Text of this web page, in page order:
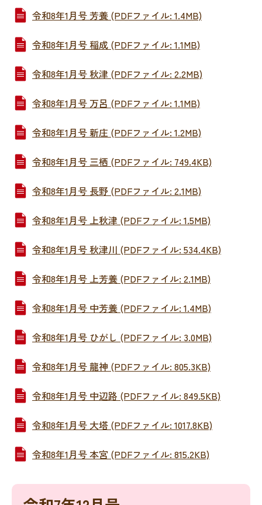
令和8年1月号 芳養 (PDFファイル: 1.4MB)
令和8年1月号 稲成 (PDFファイル: 1.1MB)
令和8年1月号 秋津 (PDFファイル: 2.2MB)
令和8年1月号 万呂 (PDFファイル: 1.1MB)
令和8年1月号 新庄 (PDFファイル: 1.2MB)
令和8年1月号 三栖 (PDFファイル: 749.4KB)
令和8年1月号 長野 (PDFファイル: 2.1MB)
令和8年1月号 上秋津 (PDFファイル: 1.5MB)
令和8年1月号 秋津川 (PDFファイル: 534.4KB)
令和8年1月号 上芳養 (PDFファイル: 2.1MB)
令和8年1月号 中芳養 (PDFファイル: 1.4MB)
令和8年1月号 ひがし (PDFファイル: 3.0MB)
令和8年1月号 龍神 (PDFファイル: 805.3KB)
令和8年1月号 中辺路 (PDFファイル: 849.5KB)
令和8年1月号 大塔 (PDFファイル: 1017.8KB)
令和8年1月号 本宮 (PDFファイル: 815.2KB)